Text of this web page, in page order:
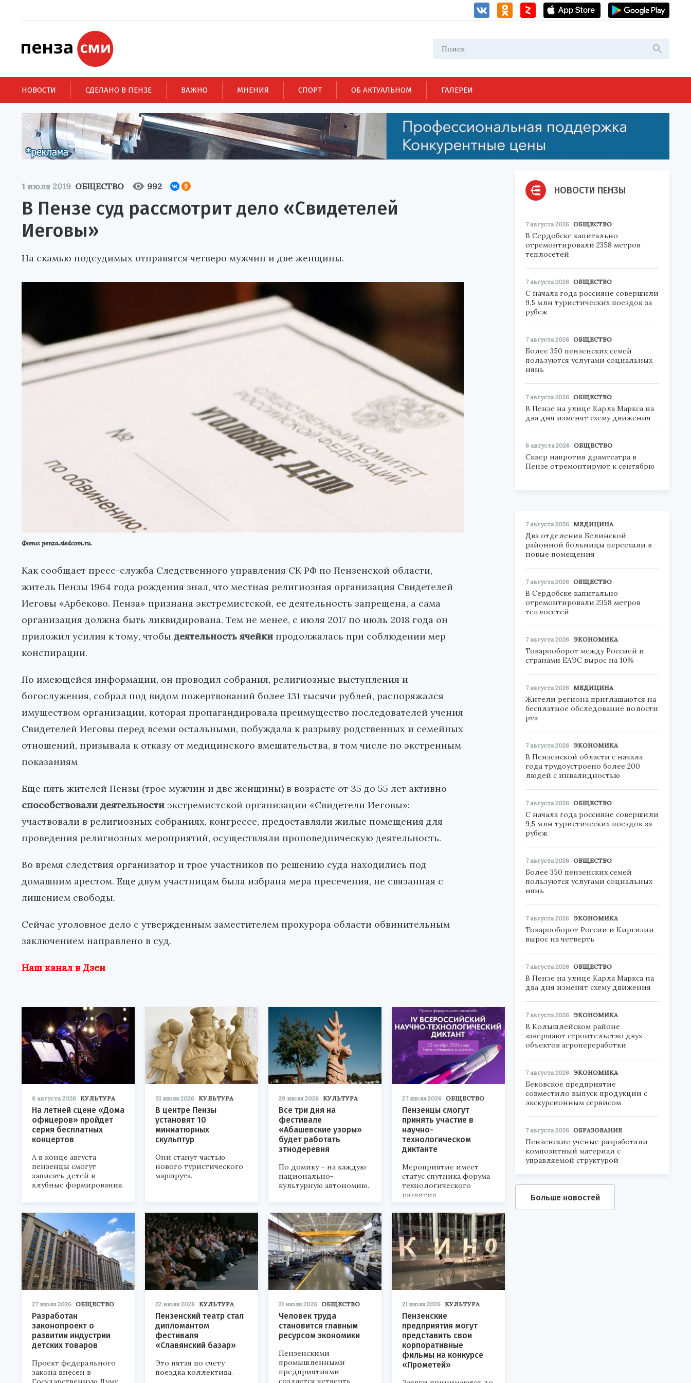
НОВОСТИ СДЕЛАНО В ПЕНЗЕ ВАЖНО МНЕНИЯ СПОРТ ОБ АКТУАЛЬНОМ ГАЛЕРЕИ
1 июля 2019 ОБЩЕСТВО 992
В Пензе суд рассмотрит дело «Свидетелей
Иеговы»
На скамью подсудимых отправятся четверо мужчин и две женщины.
Фото: penza.sledcom.ru.
Как сообщает пресс-служба Следственного управления СК РФ по Пензенской области,
житель Пензы 1964 года рождения знал, что местная религиозная организация Свидетелей
Иеговы «Арбеково. Пенза» признана экстремистской, ее деятельность запрещена, а сама
организация должна быть ликвидирована. Тем не менее, с июля 2017 по июль 2018 года он
приложил усилия к тому, чтобы деятельность ячейки продолжалась при соблюдении мер
конспирации.
По имеющейся информации, он проводил собрания, религиозные выступления и
богослужения, собрал под видом пожертвований более 131 тысячи рублей, распоряжался
имуществом организации, которая пропагандировала преимущество последователей учения
Свидетелей Иеговы перед всеми остальными, побуждала к разрыву родственных и семейных
отношений, призывала к отказу от медицинского вмешательства, в том числе по экстренным
показаниям
Еще пять жителей Пензы (трое мужчин и две женщины) в возрасте от 35 до 55 лет активно
способствовали деятельности экстремистской организации «Свидетели Иеговы»:
участвовали в религиозных собраниях, конгрессе, предоставляли жилые помещения для
проведения религиозных мероприятий, осуществляли проповедническую деятельность.
Во время следствия организатор и трое участников по решению суда находились под
домашним арестом. Еще двум участницам была избрана мера пресечения, не связанная с
лишением свободы.
Сейчас уголовное дело с утвержденным заместителем прокурора области обвинительным
заключением направлено в суд.
Наш канал в Дзен
6 августа 2026 КУЛЬТУРА
На летней сцене «Дома
офицеров» пройдет
серия бесплатных
концертов
А в конце августа
пензенцы смогут
записать детей в
клубные формирования.
31 июля 2026 КУЛЬТУРА
В центре Пензы
установят 10
миниатюрных
скульптур
Они станут частью
нового туристического
маршрута.
29 июля 2026 КУЛЬТУРА
Все три дня на
фестивале
«Абашевские узоры»
будет работать
этнодеревня
По домику – на каждую
национально-
культурную автономию.
27 июля 2026 ОБЩЕСТВО
Пензенцы смогут
принять участие в
научно-
технологическом
диктанте
Мероприятие имеет
статус спутника форума
технологического
развития
«Технопром-2026».
27 июля 2026 ОБЩЕСТВО
Разработан
законопроект о
развитии индустрии
детских товаров
Проект федерального
закона внесен в
22 июля 2026 КУЛЬТУРА
Пензенский театр стал
дипломантом
фестиваля
«Славянский базар»
Это пятая по счету
поездка коллектива.
21 июля 2026 ОБЩЕСТВО
Человек труда
становится главным
ресурсом экономики
Пензенскими
промышленными
предприятиями
создается четверть
21 июля 2026 КУЛЬТУРА
Пензенские
предприятия могут
представить свои
корпоративные
фильмы на конкурсе
«Прометей»
НОВОСТИ ПЕНЗЫ
7 августа 2026 ОБЩЕСТВО
В Сердобске капитально
отремонтировали 2358 метров
теплосетей
7 августа 2026 ОБЩЕСТВО
С начала года россияне совершили
9,5 млн туристических поездок за
рубеж
7 августа 2026 ОБЩЕСТВО
Более 350 пензенских семей
пользуются услугами социальных
нянь
7 августа 2026 ОБЩЕСТВО
В Пензе на улице Карла Маркса на
два дня изменят схему движения
6 августа 2026 ОБЩЕСТВО
Сквер напротив драмтеатра в
Пензе отремонтируют к сентябрю
7 августа 2026 МЕДИЦИНА
Два отделения Белинской
районной больницы переехали в
новые помещения
7 августа 2026 ОБЩЕСТВО
В Сердобске капитально
отремонтировали 2358 метров
теплосетей
7 августа 2026 ЭКОНОМИКА
Товарооборот между Россией и
странами ЕАЭС вырос на 10%
7 августа 2026 МЕДИЦИНА
Жители региона приглашаются на
бесплатное обследование полости
рта
7 августа 2026 ЭКОНОМИКА
В Пензенской области с начала
года трудоустроено более 200
людей с инвалидностью
7 августа 2026 ОБЩЕСТВО
С начала года россияне совершили
9,5 млн туристических поездок за
рубеж
7 августа 2026 ОБЩЕСТВО
Более 350 пензенских семей
пользуются услугами социальных
нянь
7 августа 2026 ЭКОНОМИКА
Товарооборот России и Киргизии
вырос на четверть
7 августа 2026 ОБЩЕСТВО
В Пензе на улице Карла Маркса на
два дня изменят схему движения
7 августа 2026 ЭКОНОМИКА
В Колышлейском районе
завершают строительство двух
объектов агропереработки
7 августа 2026 ЭКОНОМИКА
Бековское предприятие
совместило выпуск продукции с
экскурсионным сервисом
7 августа 2026 ОБРАЗОВАНИЕ
Пензенские ученые разработали
композитный материал с
управляемой структурой
Больше новостей